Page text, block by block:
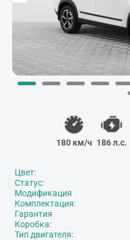
180 км/ч 186 л.с.
Цвет:
Статус:
Модификация
Комплектация:
Гарантия
Коробка:
Тип двигателя: